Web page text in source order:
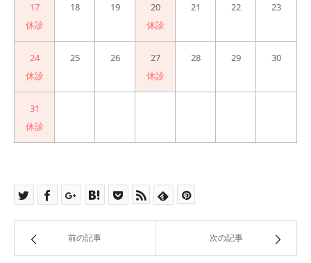
17
休診
18 19
20
休診
21 22 23
24
休診
25 26
27
休診
28 29 30
31
休診
前の記事 次の記事